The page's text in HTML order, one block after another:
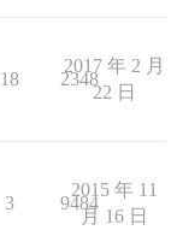
18 2348
2017 年 2 月
22 日
3 9484
2015 年 11
月 16 日